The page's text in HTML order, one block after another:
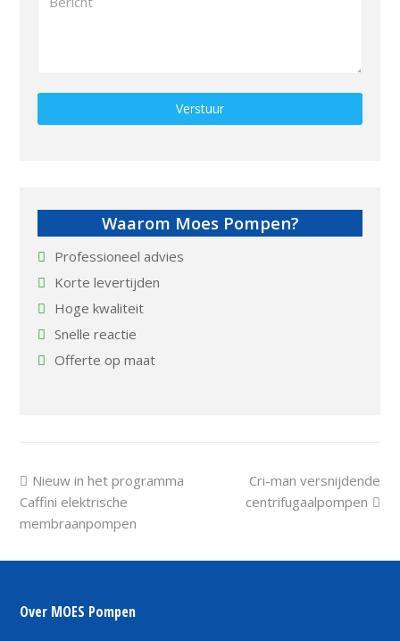
Gelieve dit veld leeg te laten.
Waarom Moes Pompen?
Professioneel advies
Korte levertijden
Hoge kwaliteit
Snelle reactie
Offerte op maat
previous
post:
Nieuw in het programma
Caffini elektrische
membraanpompen
next
post:
Cri-man versnijdende
centrifugaalpompen
Over MOES Pompen